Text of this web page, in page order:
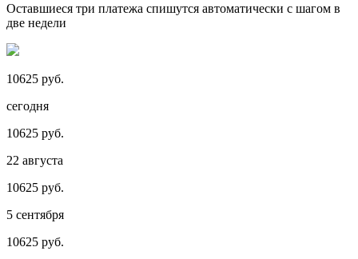
Оставшиеся три платежа спишутся автоматически с шагом в
две недели
10625 руб.
сегодня
10625 руб.
22 августа
10625 руб.
5 сентября
10625 руб.